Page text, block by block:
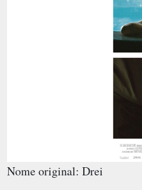
Nome original: Drei